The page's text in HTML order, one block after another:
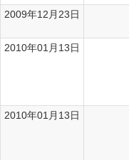
2009年12月23日
2010年01月13日
2010年01月13日